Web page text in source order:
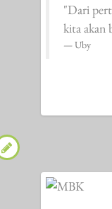
"Dari
kita akan
Uby